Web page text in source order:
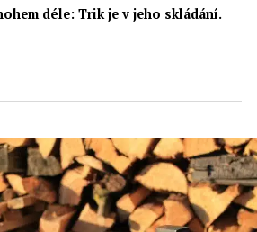
déle: Trik je v jeho skládání.